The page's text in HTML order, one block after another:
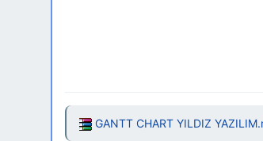
GANTT CHART YILDIZ